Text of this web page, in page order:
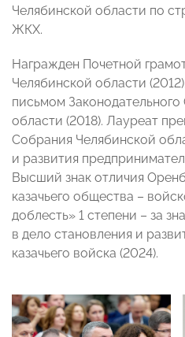
Челябинской области по
ЖКХ.
Награжден Почетной
Челябинской области
письмом
области (2018). Лауреат
Собрания Челябинской
и развития
Высший знак отличия
казачьего общества –
доблесть» 1 степени – за
в дело становления и
казачьего войска (2024).